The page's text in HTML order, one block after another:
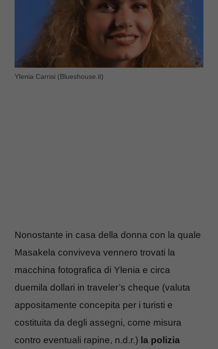
Ylenia Carrisi (Blueshouse.it)
Nonostante in casa della donna con la quale
Masakela conviveva vennero trovati la
macchina fotografica di Ylenia e circa
duemila dollari in traveler’s cheque (valuta
appositamente concepita per i turisti e
costituita da degli assegni, come misura
contro eventuali rapine, n.d.r.) la polizia